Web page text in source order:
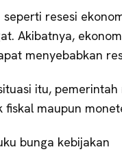
resesi
Akibatnya,
menyebabkan
itu,
fiskal maupun
bunga kebijakan